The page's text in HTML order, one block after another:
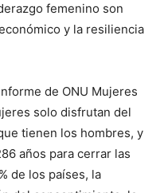
femenino son
y la resiliencia
de ONU Mujeres
solo disfrutan del
tienen los hombres, y
años para cerrar las
de los países, la